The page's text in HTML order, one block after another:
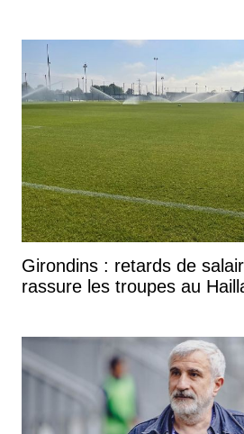
Girondins : retards de
rassure les troupes au